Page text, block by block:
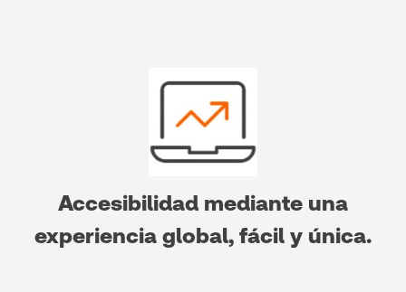
Accesibilidad mediante una
experiencia global, fácil y única.